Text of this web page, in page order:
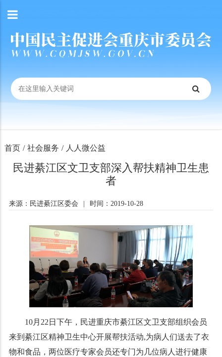
首页 / 社会服务 / 人人微公益
民进綦江区文卫支部深入帮扶精神卫生患
者
来源：民进綦江区委会 时间：2019-10-28
10月22日下午， 民进重庆市綦江区文卫支部组织会员
来到綦江区精神卫生中心开展帮扶活动,为病人们送去了衣
物和食品，两位医疗专家会员还专门为几位病人进行健康